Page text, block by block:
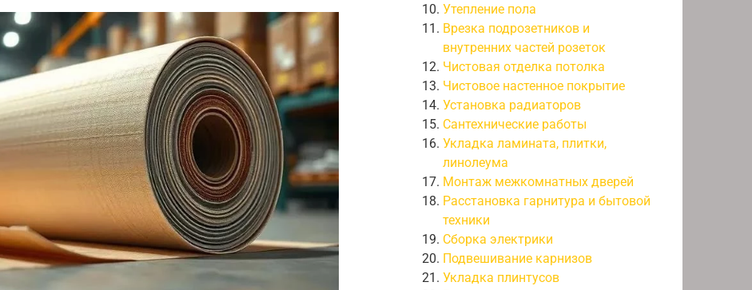
Утепление пола
Врезка подрозетников и
внутренних частей розеток
Чистовая отделка потолка
Чистовое настенное покрытие
Установка радиаторов
Сантехнические работы
Укладка ламината, плитки,
линолеума
Монтаж межкомнатных дверей
Расстановка гарнитура и бытовой
техники
Сборка электрики
Подвешивание карнизов
Укладка плинтусов